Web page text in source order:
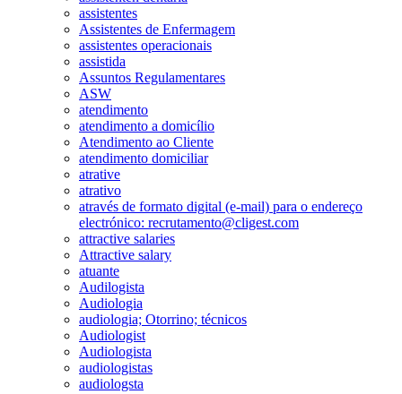
assistentes
Assistentes de Enfermagem
assistentes operacionais
assistida
Assuntos Regulamentares
ASW
atendimento
atendimento a domicílio
Atendimento ao Cliente
atendimento domiciliar
atrative
atrativo
através de formato digital (e-mail) para o endereço
electrónico: recrutamento@cligest.com
attractive salaries
Attractive salary
atuante
Audilogista
Audiologia
audiologia; Otorrino; técnicos
Audiologist
Audiologista
audiologistas
audiologsta